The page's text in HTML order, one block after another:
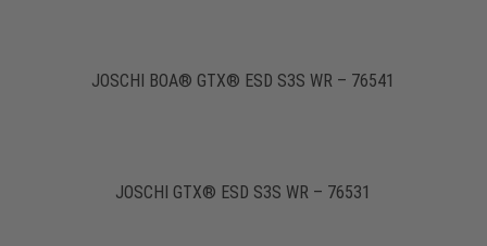
JOSCHI BOA® GTX® ESD S3S WR – 76541
JOSCHI GTX® ESD S3S WR – 76531